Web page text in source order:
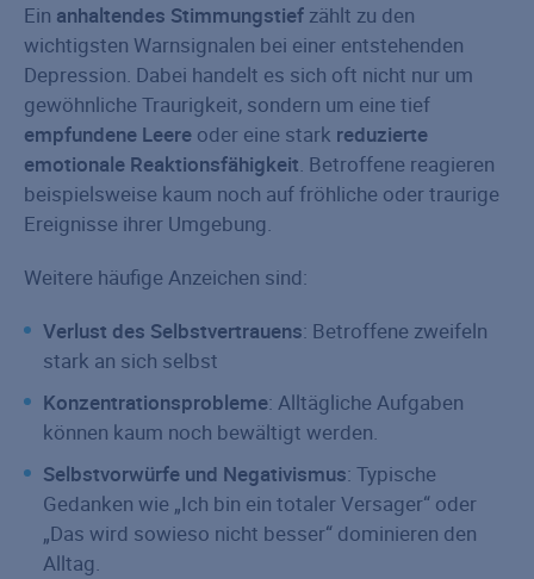
Ein anhaltendes Stimmungstief zählt zu den
wichtigsten Warnsignalen bei einer entstehenden
Depression. Dabei handelt es sich oft nicht nur um
gewöhnliche Traurigkeit, sondern um eine tief
empfundene Leere oder eine stark reduzierte
emotionale Reaktionsfähigkeit. Betroffene reagieren
beispielsweise kaum noch auf fröhliche oder traurige
Ereignisse ihrer Umgebung.
Weitere häufige Anzeichen sind:
Verlust des Selbstvertrauens: Betroffene zweifeln
stark an sich selbst
Konzentrationsprobleme: Alltägliche Aufgaben
können kaum noch bewältigt werden.
Selbstvorwürfe und Negativismus: Typische
Gedanken wie „Ich bin ein totaler Versager“ oder
„Das wird sowieso nicht besser“ dominieren den
Alltag.